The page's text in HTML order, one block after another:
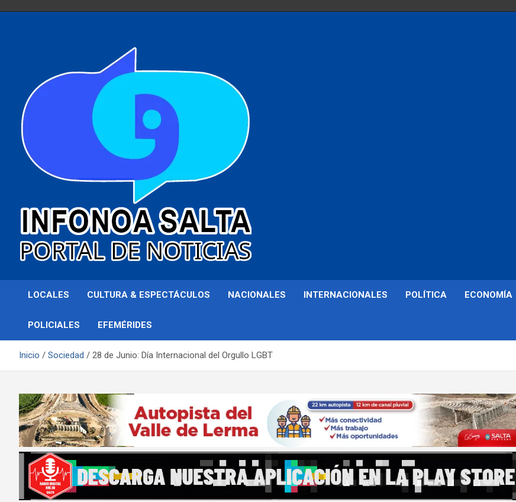
Infonoa Salta
LOCALES CULTURA & ESPECTÁCULOS NACIONALES INTERNACIONALES POLÍTICA ECONOMÍA
POLICIALES EFEMÉRIDES
Inicio Sociedad 28 de Junio: Día Internacional del Orgullo LGBT